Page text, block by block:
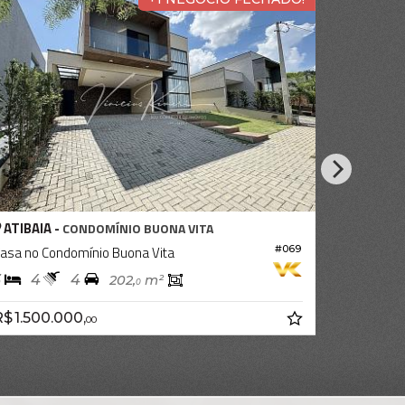
BUONA VITA
Buona Vita
4 202, m²
00
Casa no Condomínio
4
R$ 1.680.000